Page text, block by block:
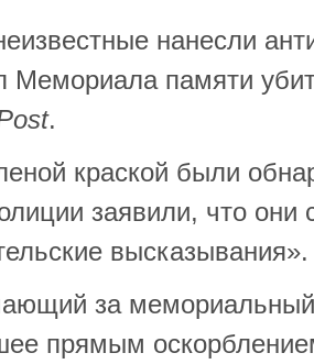
нанесли
Мемориала памяти
.
краской были
заявили, что они
высказывания».
за
прямым